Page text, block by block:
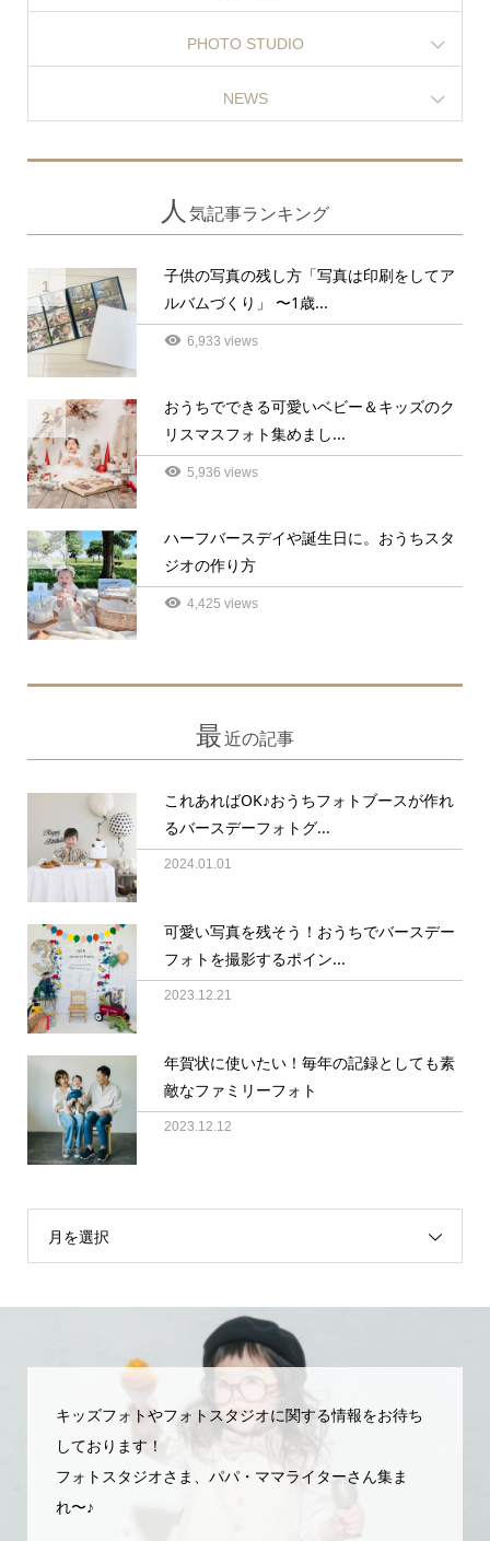
PHOTO STUDIO
NEWS
人 気記事ランキング
1
子供の写真の残し方「写真は印刷をしてア
ルバムづくり」 〜1歳...
6,933 views
2
おうちでできる可愛いベビー＆キッズのク
リスマスフォト集めまし...
5,936 views
3
ハーフバースデイや誕生日に。おうちスタ
ジオの作り方
4,425 views
最近の記事
これあればOK♪おうちフォトブースが作れ
るバースデーフォトグ...
2024.01.01
可愛い写真を残そう！おうちでバースデー
フォトを撮影するポイン...
2023.12.21
年賀状に使いたい！毎年の記録としても素
敵なファミリーフォト
2023.12.12
月を選択
キッズフォトやフォトスタジオに関する情報をお待ち
しております！
フォトスタジオさま、パパ・ママライターさん集ま
れ〜♪